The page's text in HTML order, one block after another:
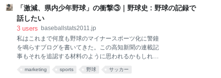
「ひいきの引き倒し」的な論調には与しません。 広尾
晃はペンネ
現場が一体となってコンシステンシー（一貫性）のある野球のスタイル
を構築しようとした。 ２）田代コーチはプライドがあったため、それが
伝わらなかった。 ３）データを活用したトラックマンシステムの導入、
野球など、現場と意見が一致して成功した例も多い ４）オープンディス
カッションで合意してやっている。“鶴の一声”で何かが決まることはな
い。 ５）サッカー
「激減、県内少年野球」の衝撃③｜野球史 : 野球の記録で
話したい
3 users baseballstats2011.jp
私はこれまで何度も野球のマイナースポーツ化に警鐘
を鳴らすブログを書いてきた。この高知新聞の連載記
事もそれを追認する材料のように思われるかもしれな
いが。そうではない。根本的に違う。だから衝撃だと
いうのだ。 読者各位は、これは過疎化が進む一地方で
marketing sports 野球 サッカー